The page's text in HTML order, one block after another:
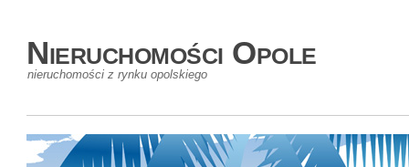
Nieruchomości Opole
nieruchomości z rynku opolskiego